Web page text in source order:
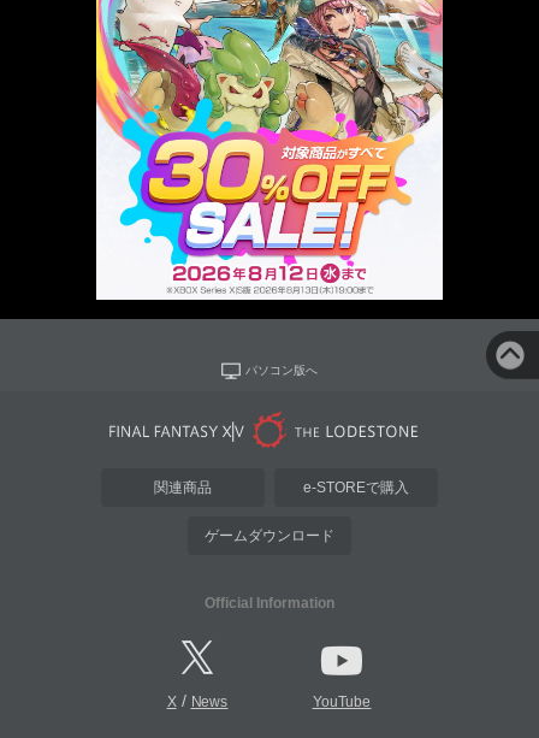
パソコン版へ
関連商品 e-STOREで購入
ゲームダウンロード
Official Information
X/ News YouTube